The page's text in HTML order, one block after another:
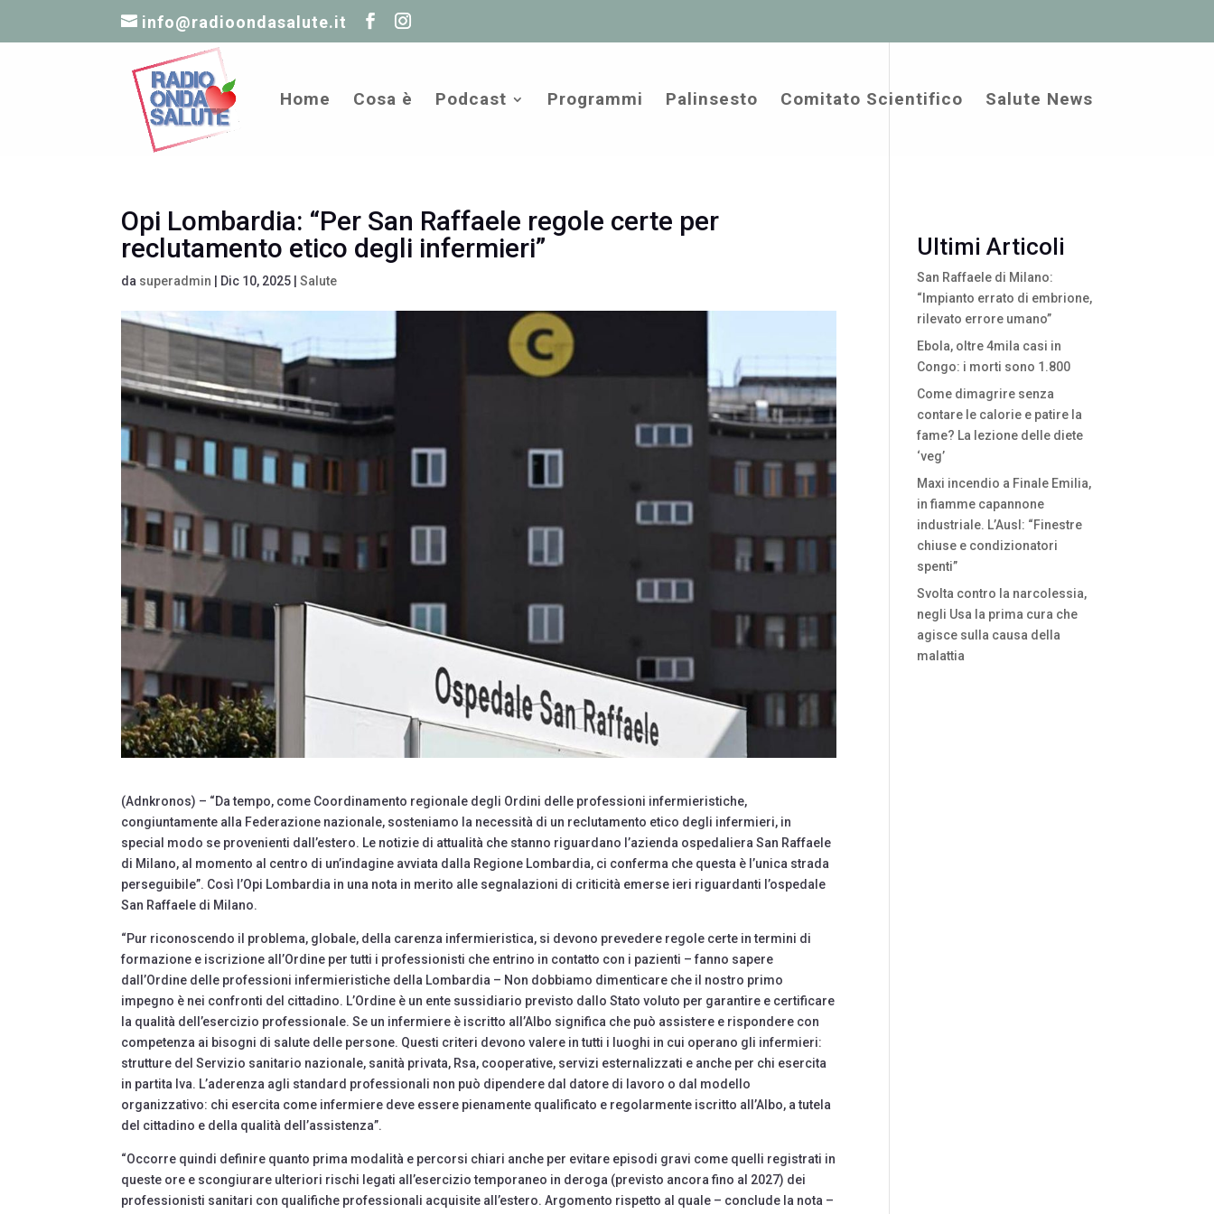
info@radioondasalute.it
Home Cosa è Podcast Programmi Palinsesto Comitato Scientifico Salute News
Opi Lombardia: “Per San Raffaele regole certe per
reclutamento etico degli infermieri”
da superadmin Dic 10, 2025 |Salute
(Adnkronos) – “Da tempo, come Coordinamento regionale degli Ordini delle professioni infermieristiche,
congiuntamente alla Federazione nazionale, sosteniamo la necessità di un reclutamento etico degli infermieri, in
special modo se provenienti dall’estero. Le notizie di attualità che stanno riguardano l’azienda ospedaliera San Raffaele
di Milano, al momento al centro di un’indagine avviata dalla Regione Lombardia, ci conferma che questa è l’unica strada
perseguibile”. Così l’Opi Lombardia in una nota in merito alle segnalazioni di criticità emerse ieri riguardanti l’ospedale
San Raffaele di Milano.
“Pur riconoscendo il problema, globale, della carenza infermieristica, si devono prevedere regole certe in termini di
formazione e iscrizione all’Ordine per tutti i professionisti che entrino in contatto con i pazienti – fanno sapere
dall’Ordine delle professioni infermieristiche della Lombardia – Non dobbiamo dimenticare che il nostro primo
impegno è nei confronti del cittadino. L’Ordine è un ente sussidiario previsto dallo Stato voluto per garantire e certificare
la qualità dell’esercizio professionale. Se un infermiere è iscritto all’Albo significa che può assistere e rispondere con
competenza ai bisogni di salute delle persone. Questi criteri devono valere in tutti i luoghi in cui operano gli infermieri:
strutture del Servizio sanitario nazionale, sanità privata, Rsa, cooperative, servizi esternalizzati e anche per chi esercita
in partita Iva. L’aderenza agli standard professionali non può dipendere dal datore di lavoro o dal modello
organizzativo: chi esercita come infermiere deve essere pienamente qualificato e regolarmente iscritto all’Albo, a tutela
del cittadino e della qualità dell’assistenza”.
“Occorre quindi definire quanto prima modalità e percorsi chiari anche per evitare episodi gravi come quelli registrati in
queste ore e scongiurare ulteriori rischi legati all’esercizio temporaneo in deroga (previsto ancora fino al 2027) dei
professionisti sanitari con qualifiche professionali acquisite all’estero. Argomento rispetto al quale – conclude la nota –
Ultimi Articoli
San Raffaele di Milano:
“Impianto errato di embrione,
rilevato errore umano”
Ebola, oltre 4mila casi in
Congo: i morti sono 1.800
Come dimagrire senza
contare le calorie e patire la
fame? La lezione delle diete
‘veg’
Maxi incendio a Finale Emilia,
in fiamme capannone
industriale. L’Ausl: “Finestre
chiuse e condizionatori
spenti”
Svolta contro la narcolessia,
negli Usa la prima cura che
agisce sulla causa della
malattia